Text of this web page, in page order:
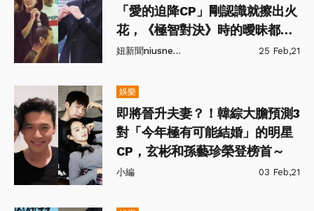
「愛的迫降CP」剛認識就擦出火
花，《極智對決》時的曖昧都是
真的啊！ 妞新聞niusnews 25 Feb,21
娛樂
即將晉升夫妻？！韓綜大膽預測3
對「今年極有可能結婚」的明星
CP，玄彬和孫藝珍榮登榜首～
小編 03 Feb,21